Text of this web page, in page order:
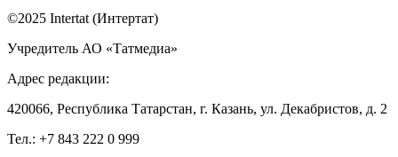
©2025 Intertat (Интертат)
Учредитель АО «Татмедиа»
Адрес редакции:
420066, Республика Татарстан, г. Казань, ул. Декабристов, д. 2
Тел.: +7 843 222 0 999